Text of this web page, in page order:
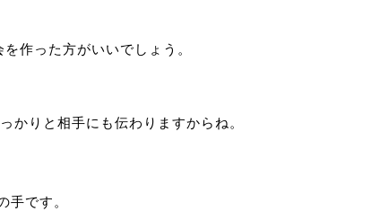
作った方がいいでしょう。
かりと相手にも伝わりますからね。
です。